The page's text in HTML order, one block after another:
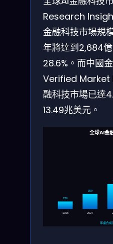
Research
金融科技市場規
年將達到2,684
28.6%。而中國
Verified Market
融科技市場已達
13.49兆美元。
全球AI金
279
2026
359
2027
年複合成